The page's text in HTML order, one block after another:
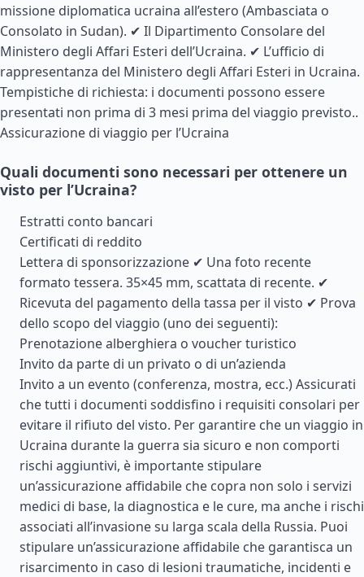
missione diplomatica ucraina all’estero (Ambasciata o
Consolato in Sudan). ✔ Il Dipartimento Consolare del
Ministero degli Affari Esteri dell’Ucraina. ✔ L’ufficio di
rappresentanza del Ministero degli Affari Esteri in Ucraina.
Tempistiche di richiesta: i documenti possono essere
presentati non prima di 3 mesi prima del viaggio previsto..
Assicurazione di viaggio per l’Ucraina
Quali documenti sono necessari per ottenere un
visto per l’Ucraina?
Estratti conto bancari
Certificati di reddito
Lettera di sponsorizzazione ✔ Una foto recente
formato tessera. 35×45 mm, scattata di recente. ✔
Ricevuta del pagamento della tassa per il visto ✔ Prova
dello scopo del viaggio (uno dei seguenti):
Prenotazione alberghiera o voucher turistico
Invito da parte di un privato o di un’azienda
Invito a un evento (conferenza, mostra, ecc.) Assicurati
che tutti i documenti soddisfino i requisiti consolari per
evitare il rifiuto del visto. Per garantire che un viaggio in
Ucraina durante la guerra sia sicuro e non comporti
rischi aggiuntivi, è importante stipulare
un’assicurazione affidabile che copra non solo i servizi
medici di base, la diagnostica e le cure, ma anche i rischi
associati all’invasione su larga scala della Russia. Puoi
stipulare un’assicurazione affidabile che garantisca un
risarcimento in caso di lesioni traumatiche, incidenti e